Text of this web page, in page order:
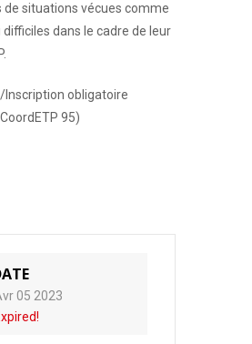
de situations vécues comme
dans le cadre de leur
obligatoire
95)
05 2023